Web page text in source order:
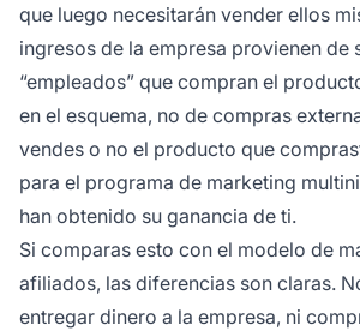
que luego necesitarán vender ellos
ingresos de la empresa provienen de
“empleados” que compran el
en el esquema, no de compras
vendes o no el producto que
para el programa de marketing
han obtenido su ganancia de ti.
Si comparas esto con el modelo de
afiliados, las diferencias son claras.
entregar dinero a la empresa, ni